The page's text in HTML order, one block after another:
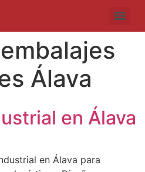
embalajes
Álava
en Álava
en Álava para